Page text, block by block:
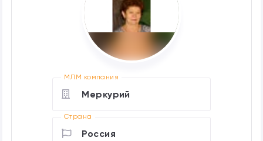
МЛМ компания
Меркурий
Страна
Россия